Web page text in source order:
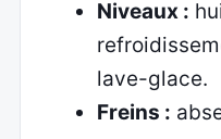
Niveaux :
lave-glace.
Freins :